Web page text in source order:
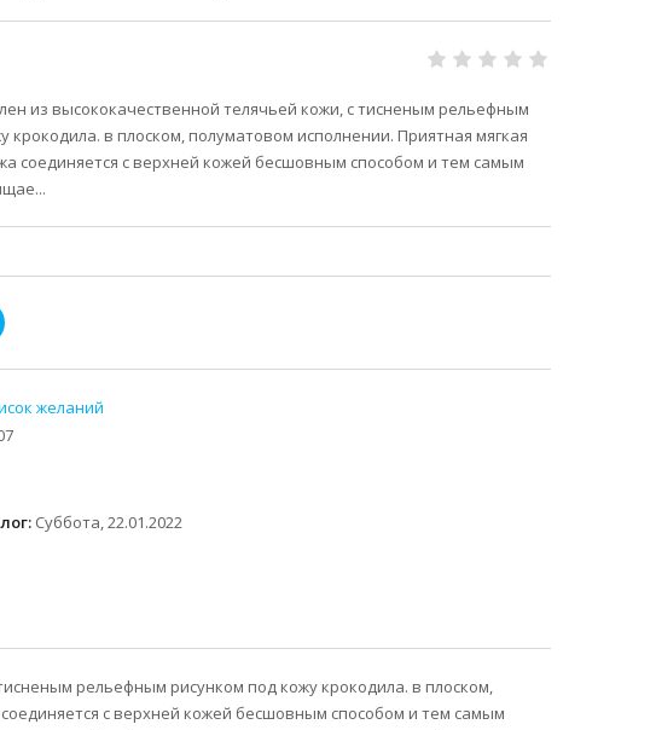
из высококачественной телячьей кожи, с тисненым рельефным
крокодила. в плоском, полуматовом исполнении. Приятная мягкая
соединяется с верхней кожей бесшовным способом и тем самым
Суббота, 22.01.2022
рельефным рисунком под кожу крокодила. в плоском,
с верхней кожей бесшовным способом и тем самым